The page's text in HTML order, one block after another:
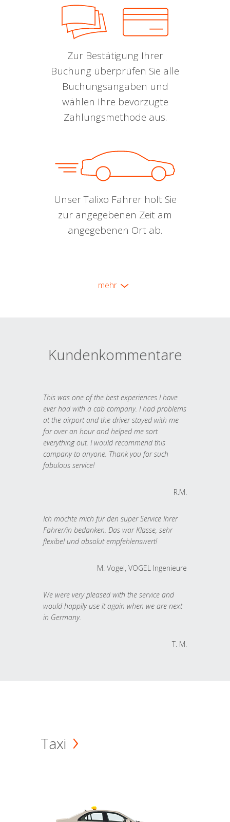
Zur Bestätigung Ihrer
Buchung überprüfen Sie alle
Buchungsangaben und
wählen Ihre bevorzugte
Zahlungsmethode aus.
Unser Talixo Fahrer holt Sie
zur angegebenen Zeit am
angegebenen Ort ab.
mehr
Kundenkommentare
This was one of the best experiences I have
ever had with a cab company. I had problems
at the airport and the driver stayed with me
for over an hour and helped me sort
everything out. I would recommend this
company to anyone. Thank you for such
fabulous service!
R.M.
Ich möchte mich für den super Service Ihrer
Fahrer/in bedanken. Das war Klasse, sehr
flexibel und absolut empfehlenswert!
M. Vogel, VOGEL Ingenieure
We were very pleased with the service and
would happily use it again when we are next
in Germany.
T. M.
Taxi